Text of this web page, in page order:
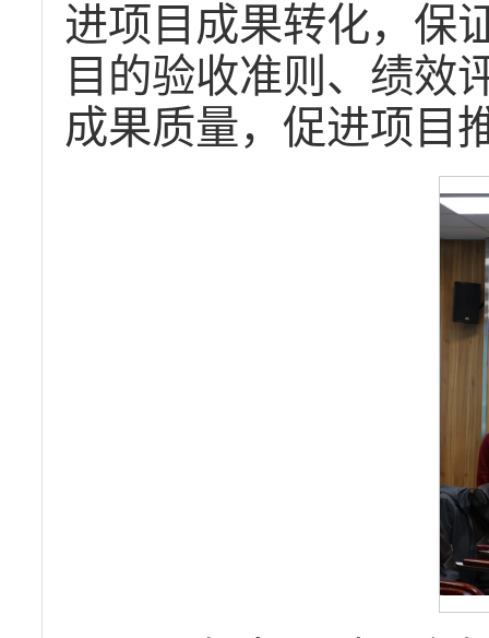
进项目成果转化，保
目的验收准则、绩效
成果质量，促进项目